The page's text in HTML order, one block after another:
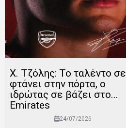
Χ. Τζόλης: Το ταλέντο σε
φτάνει στην πόρτα, ο
ιδρώτας σε βάζει στο...
Emirates
24/07/2026